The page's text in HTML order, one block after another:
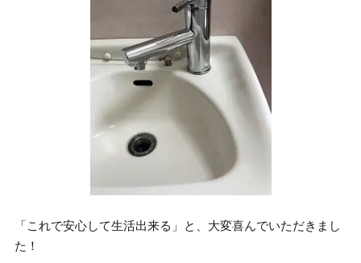
「これで安心して生活出来る」と、大変喜んでいただきまし
た！